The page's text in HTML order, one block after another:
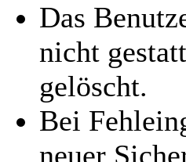
Das
nicht
gelöscht.
Bei
neuer